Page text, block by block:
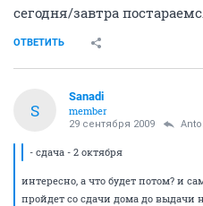
сегодня/завтра
ОТВЕТИТЬ
S
Sanadi
member
29 сентября 2009
- сдача - 2 октября
интересно, а что будет потом? и
пройдет со сдачи дома до